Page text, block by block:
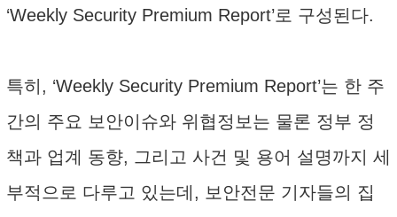
‘Weekly Security Premium Report’로 구성된다.
특히, ‘Weekly Security Premium Report’는 한 주
간의 주요 보안이슈와 위협정보는 물론 정부 정
책과 업계 동향, 그리고 사건 및 용어 설명까지 세
부적으로 다루고 있는데, 보안전문 기자들의 집